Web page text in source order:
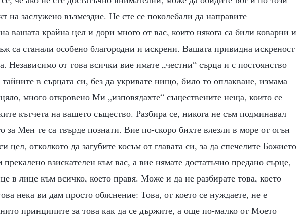
на заслужено възмездие. Не сте се поколебали да направите
вашата крайна цел и дори много от вас, които някога са били коварни и
са станали особено благородни и искрени. Вашата привидна искреност
Независимо от това всички вие имате „честни“ сърца и с постоянство
в сърцата си, без да укривате нищо, било то оплакване, измама
много откровено Ми „изповядахте“ съществените неща, които се
кътчета на вашето същество. Разбира се, никога не съм подминавал
за Мен те са твърде познати. Вие по-скоро бихте влезли в море от огън
цел, отколкото да загубите косъм от главата си, за да спечелите Божието
взискателен към вас, а вие нямате достатъчно предано сърце,
в лице към всичко, което правя. Може и да не разбирате това, което
нека ви дам просто обяснение: Това, от което се нуждаете, не е
принципите за това как да се държите, а още по-малко от Моето